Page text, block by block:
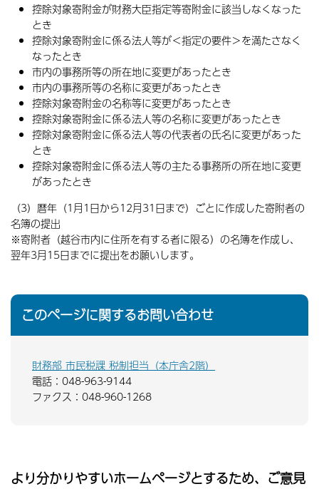
控除対象寄附金が財務大臣指定等寄附金に該当しなくなった
とき
控除対象寄附金に係る法人等が＜指定の要件＞を満たさなく
なったとき
市内の事務所等の所在地に変更があったとき
市内の事務所等の名称に変更があったとき
控除対象寄附金の名称等に変更があったとき
控除対象寄附金に係る法人等の名称に変更があったとき
控除対象寄附金に係る法人等の代表者の氏名に変更があった
とき
控除対象寄附金に係る法人等の主たる事務所の所在地に変更
があったとき
（3）暦年（1月1日から12月31日まで）ごとに作成した寄附者の
名簿の提出
※寄附者（越谷市内に住所を有する者に限る）の名簿を作成し、
翌年3月15日までに提出をお願いします。
このページに関するお問い合わせ
財務部 市民税課 税制担当（本庁舎2階）
電話：048-963-9144
ファクス：048-960-1268
より分かりやすいホームページとするため、ご意見